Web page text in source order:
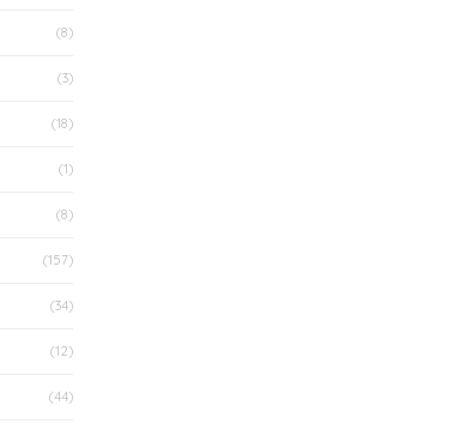
(8)
(3)
(18)
(1)
(8)
(157)
(34)
(12)
(44)